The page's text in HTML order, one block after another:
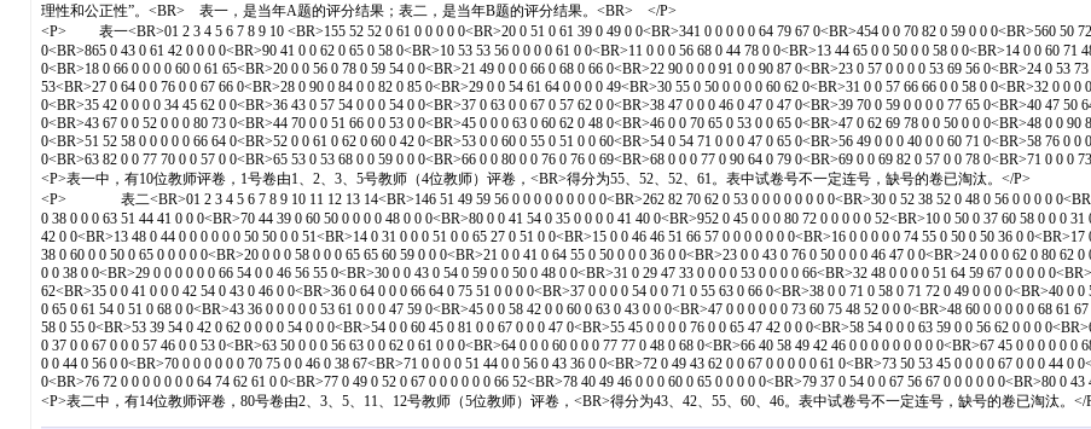
理性和公正性”。<BR> 表一，是当年A题的评分结果；表二，是当年B题的评分结果。<BR> </P>
<P> 表一<BR>01 2 3 4 5 6 7 8 9 10 <BR>155 52 52 0 61 0 0 0 0 0<BR>20 0 51 0 61 39 0 49 0 0<BR>341 0 0 0 0 0 64 79 67 0<BR>454 0 0 70 82 0 59 0 0 0<BR>560 50
0<BR>865 0 43 0 61 42 0 0 0 0<BR>90 41 0 0 62 0 65 0 58 0<BR>10 53 53 56 0 0 0 0 61 0 0<BR>11 0 0 0 56 68 0 44 78 0 0<BR>13 44 65 0 0 50 0 0 58 0 0<BR>14 0 0 60 71
0<BR>18 0 66 0 0 0 0 60 0 61 65<BR>20 0 0 56 0 78 0 59 54 0 0<BR>21 49 0 0 0 66 0 68 0 66 0<BR>22 90 0 0 0 91 0 0 90 87 0<BR>23 0 57 0 0 0 0 53 69 56 0<BR>24 0 53
53<BR>27 0 64 0 0 76 0 0 67 66 0<BR>28 0 90 0 84 0 0 82 0 85 0<BR>29 0 0 54 61 64 0 0 0 0 49<BR>30 55 0 50 0 0 0 0 60 62 0<BR>31 0 0 57 66 66 0 0 58 0 0<BR>32 0 0
0<BR>35 42 0 0 0 0 34 45 62 0 0<BR>36 43 0 57 54 0 0 0 54 0 0<BR>37 0 63 0 0 67 0 57 62 0 0<BR>38 47 0 0 0 46 0 47 0 47 0<BR>39 70 0 59 0 0 0 0 77 65 0<BR>40 47 50
0<BR>43 67 0 0 52 0 0 0 80 73 0<BR>44 70 0 0 51 66 0 0 53 0 0<BR>45 0 0 0 63 0 60 62 0 48 0<BR>46 0 0 70 65 0 53 0 0 65 0<BR>47 0 62 69 78 0 0 50 0 0 0<BR>48 0 0
0<BR>51 52 58 0 0 0 0 0 66 64 0<BR>52 0 0 61 0 62 0 60 0 42 0<BR>53 0 0 60 0 55 0 51 0 0 60<BR>54 0 54 71 0 0 0 47 0 65 0<BR>56 49 0 0 0 40 0 0 60 71 0<BR>58 76 0
0<BR>63 82 0 0 77 70 0 0 57 0 0<BR>65 53 0 53 68 0 0 59 0 0 0<BR>66 0 0 80 0 0 76 0 76 0 69<BR>68 0 0 0 77 0 90 64 0 79 0<BR>69 0 0 69 82 0 57 0 0 78 0<BR>71 0 0 0
<P>表一中，有10位教师评卷，1号卷由1、2、3、5号教师（4位教师）评卷，<BR>得分为55、52、52、61。表中试卷号不一定连号，缺号的卷已淘汰。</P>
<P> 表二<BR>01 2 3 4 5 6 7 8 9 10 11 12 13 14<BR>146 51 49 59 56 0 0 0 0 0 0 0 0 0<BR>262 82 70 62 0 53 0 0 0 0 0 0 0 0<BR>30 0 52 38 52 0 48 0 56 0 0 0 0
0 38 0 0 0 63 51 44 41 0 0 0<BR>70 44 39 0 60 50 0 0 0 0 48 0 0 0<BR>80 0 0 41 54 0 35 0 0 0 0 41 40 0<BR>952 0 45 0 0 0 80 72 0 0 0 0 0 52<BR>10 0 50 0 37 60 58 0 0 0
42 0 0<BR>13 48 0 44 0 0 0 0 0 0 50 50 0 0 51<BR>14 0 31 0 0 0 51 0 0 65 27 0 51 0 0<BR>15 0 0 46 46 51 66 57 0 0 0 0 0 0 0<BR>16 0 0 0 0 0 74 55 0 50 0 50 36 0
38 0 60 0 0 50 0 65 0 0 0 0 0<BR>20 0 0 0 58 0 0 0 65 65 60 59 0 0 0<BR>21 0 0 41 0 64 55 0 50 0 0 0 36 0 0<BR>23 0 0 43 0 76 0 50 0 0 0 46 47 0 0<BR>24 0 0 0 62 0 80 62
0 0 38 0 0<BR>29 0 0 0 0 0 0 66 54 0 0 46 56 55 0<BR>30 0 0 43 0 54 0 59 0 0 50 0 48 0 0<BR>31 0 29 47 33 0 0 0 0 53 0 0 0 0 66<BR>32 48 0 0 0 0 51 64 59 67 0 0 0 0
62<BR>35 0 0 41 0 0 0 42 54 0 43 0 46 0 0<BR>36 0 64 0 0 0 66 64 0 75 51 0 0 0 0<BR>37 0 0 0 0 54 0 0 71 0 55 63 0 66 0<BR>38 0 0 71 0 58 0 71 72 0 49 0 0 0 0<BR>40 0
0 65 0 61 54 0 51 0 68 0 0<BR>43 36 0 0 0 0 0 53 61 0 0 0 47 59 0<BR>45 0 0 58 42 0 0 60 0 63 0 43 0 0 0<BR>47 0 0 0 0 0 0 73 60 75 48 52 0 0 0<BR>48 60 0 0 0 0 0 68 61
58 0 55 0<BR>53 39 54 0 42 0 62 0 0 0 0 54 0 0 0<BR>54 0 0 60 45 0 81 0 0 67 0 0 0 47 0<BR>55 45 0 0 0 0 76 0 0 65 47 42 0 0 0<BR>58 54 0 0 0 63 59 0 0 56 62 0 0 0
0 37 0 0 67 0 0 0 57 46 0 0 53 0<BR>63 50 0 0 0 56 63 0 0 62 0 61 0 0 0<BR>64 0 0 0 60 0 0 0 77 77 0 48 0 68 0<BR>66 40 58 49 42 46 0 0 0 0 0 0 0 0 0<BR>67 45 0 0 0 0 0
0 0 44 0 56 0 0<BR>70 0 0 0 0 0 0 70 75 0 0 46 0 38 67<BR>71 0 0 0 0 51 44 0 0 56 0 43 36 0 0<BR>72 0 49 43 62 0 0 67 0 0 0 0 0 61 0<BR>73 50 53 45 0 0 0 0 67 0 0 0 44 0
0<BR>76 72 0 0 0 0 0 0 0 64 74 62 61 0 0<BR>77 0 49 0 52 0 67 0 0 0 0 0 0 66 52<BR>78 40 49 46 0 0 0 60 0 65 0 0 0 0 0<BR>79 37 0 54 0 0 67 56 67 0 0 0 0 0 0<BR>80 0 43
<P>表二中，有14位教师评卷，80号卷由2、3、5、11、12号教师（5位教师）评卷，<BR>得分为43、42、55、60、46。表中试卷号不一定连号，缺号的卷已淘汰。</